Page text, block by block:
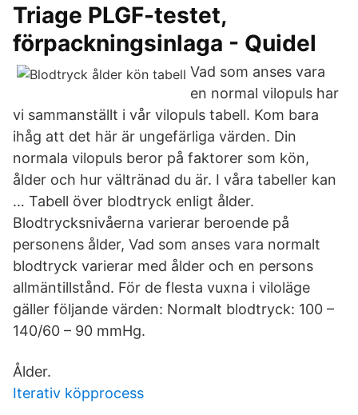
Triage PLGF-testet,
förpackningsinlaga - Quidel
Vad som anses vara
en normal vilopuls har
vi sammanställt i vår vilopuls tabell. Kom bara
ihåg att det här är ungefärliga värden. Din
normala vilopuls beror på faktorer som kön,
ålder och hur vältränad du är. I våra tabeller kan
… Tabell över blodtryck enligt ålder.
Blodtrycksnivåerna varierar beroende på
personens ålder, Vad som anses vara normalt
blodtryck varierar med ålder och en persons
allmäntillstånd. För de flesta vuxna i viloläge
gäller följande värden: Normalt blodtryck: 100 –
140/60 – 90 mmHg.
Ålder.
Iterativ köpprocess